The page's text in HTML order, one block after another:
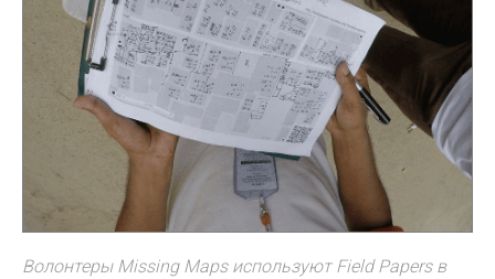
Волонтеры Missing Maps используют Field Papers в